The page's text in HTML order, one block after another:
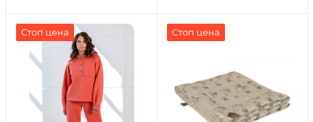
Стоп цена Стоп цена